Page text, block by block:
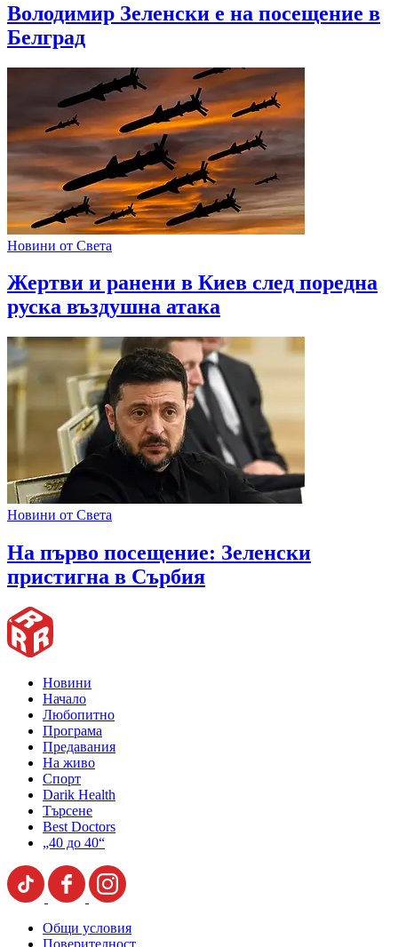
Володимир Зеленски е на посещение в
Белград
Новини от Света
Жертви и ранени в Киев след поредна
руска въздушна атака
Новини от Света
На първо посещение: Зеленски
пристигна в Сърбия
Новини
Начало
Любопитно
Програма
Предавания
На живо
Спорт
Darik Health
Търсене
Best Doctors
„40 до 40“
Общи условия